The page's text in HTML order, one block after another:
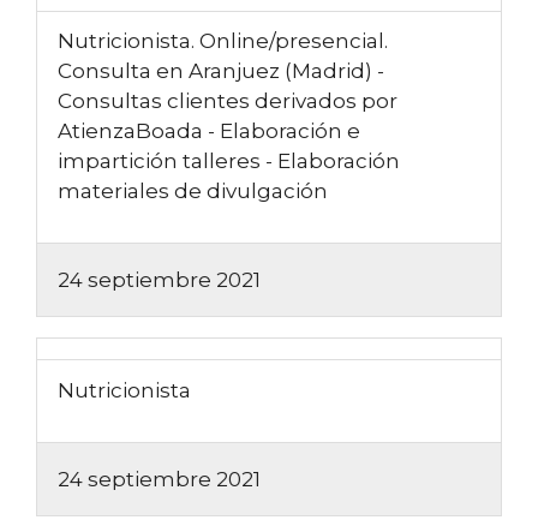
Nutricionista. Online/presencial.
Consulta en Aranjuez (Madrid) -
Consultas clientes derivados por
AtienzaBoada - Elaboración e
impartición talleres - Elaboración
materiales de divulgación
24 septiembre 2021
Nutricionista
24 septiembre 2021